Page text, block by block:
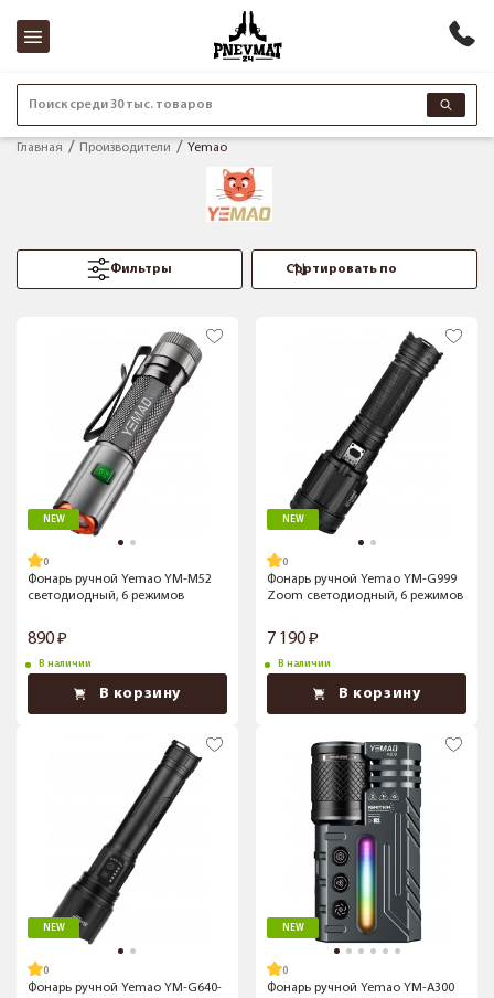
Поиск среди 30 тыс. товаров
Главная Производители Yemao
Фильтры
NEW
Фонарь ручной Yemao YM-M52
светодиодный, 6 режимов
890
В наличии
В корзину
NEW
Фонарь ручной Yemao YM-G999
Zoom светодиодный, 6 режимов
7 190
В наличии
В корзину
NEW
Фонарь ручной Yemao YM-G640-
NEW
Фонарь ручной Yemao YM-A300